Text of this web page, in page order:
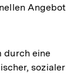
Angebot
durch eine
sozialer